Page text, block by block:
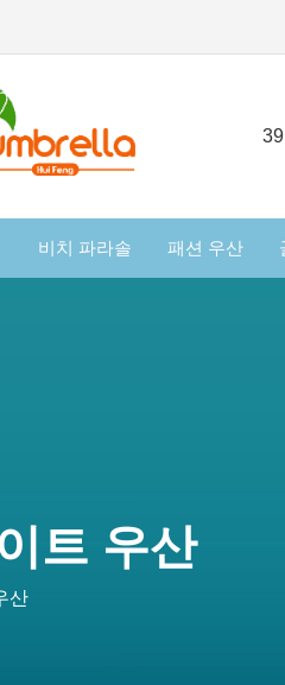
비치 파라솔 패션 우산
트 우산
산